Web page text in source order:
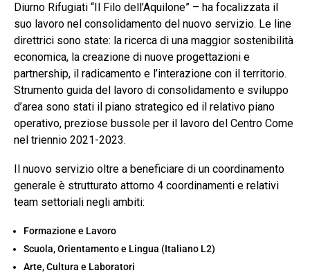
Diurno Rifugiati “Il Filo dell’Aquilone” – ha focalizzata il
suo lavoro nel consolidamento del nuovo servizio. Le line
direttrici sono state: la ricerca di una maggior sostenibilità
economica, la creazione di nuove progettazioni e
partnership, il radicamento e l’interazione con il territorio.
Strumento guida del lavoro di consolidamento e sviluppo
d’area sono stati il piano strategico ed il relativo piano
operativo, preziose bussole per il lavoro del Centro Come
nel triennio 2021-2023.
Il nuovo servizio oltre a beneficiare di un coordinamento
generale è strutturato attorno 4 coordinamenti e relativi
team settoriali negli ambiti:
Formazione e Lavoro
Scuola, Orientamento e Lingua (Italiano L2)
Arte, Cultura e Laboratori